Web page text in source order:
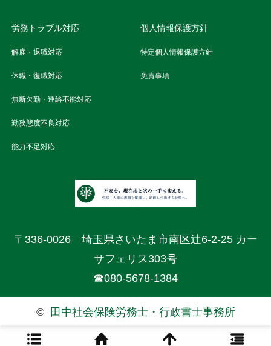
労務トラブル対応
解雇・退職対応
休職・復職対応
無断欠勤・連絡不能対応
勤務態度不良対応
能力不足対応
個人情報保護方針
特定個人情報保護方針
免責事項
〒336-0026 埼玉県さいたま市南区辻6-2-25 カー
サフェリス303号
☎080-5678-1384
© 田中社会保険労務士・行政書士事務所